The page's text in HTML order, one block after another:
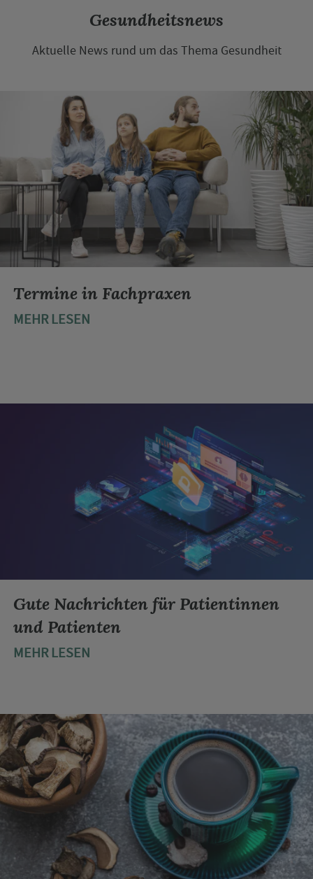
Gesundheitsnews
Aktuelle News rund um das Thema Gesundheit
Termine in Fachpraxen
MEHR LESEN
Gute Nachrichten für Patientinnen
und Patienten
MEHR LESEN